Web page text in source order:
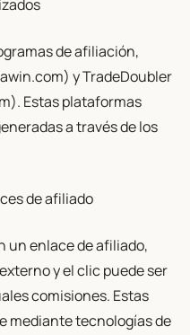
de afiliación,
y TradeDoubler
Estas plataformas
a través de los
de afiliado
un enlace de afiliado,
y el clic puede ser
comisiones. Estas
mediante tecnologías de